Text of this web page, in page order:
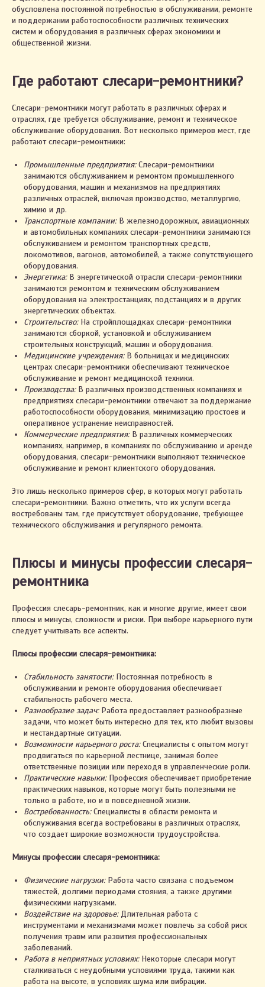
обусловлена постоянной потребностью в обслуживании, ремонте
и поддержании работоспособности различных технических
систем и оборудования в различных сферах экономики и
общественной жизни.
Где работают слесари-ремонтники?
Слесари-ремонтники могут работать в различных сферах и
отраслях, где требуется обслуживание, ремонт и техническое
обслуживание оборудования. Вот несколько примеров мест, где
работают слесари-ремонтники:
Промышленные предприятия:Слесари-ремонтники
занимаются обслуживанием и ремонтом промышленного
оборудования, машин и механизмов на предприятиях
различных отраслей, включая производство, металлургию,
химию и др.
Транспортные компании:В железнодорожных, авиационных
и автомобильных компаниях слесари-ремонтники занимаются
обслуживанием и ремонтом транспортных средств,
локомотивов, вагонов, автомобилей, а также сопутствующего
оборудования.
Энергетика:В энергетической отрасли слесари-ремонтники
занимаются ремонтом и техническим обслуживанием
оборудования на электростанциях, подстанциях и в других
энергетических объектах.
Строительство:На стройплощадках слесари-ремонтники
занимаются сборкой, установкой и обслуживанием
строительных конструкций, машин и оборудования.
Медицинские учреждения:В больницах и медицинских
центрах слесари-ремонтники обеспечивают техническое
обслуживание и ремонт медицинской техники.
Производства:В различных производственных компаниях и
предприятиях слесари-ремонтники отвечают за поддержание
работоспособности оборудования, минимизацию простоев и
оперативное устранение неисправностей.
Коммерческие предприятия:В различных коммерческих
компаниях, например, в компаниях по обслуживанию и аренде
оборудования, слесари-ремонтники выполняют техническое
обслуживание и ремонт клиентского оборудования.
Это лишь несколько примеров сфер, в которых могут работать
слесари-ремонтники. Важно отметить, что их услуги всегда
востребованы там, где присутствует оборудование, требующее
технического обслуживания и регулярного ремонта.
Плюсы и минусы профессии слесаря-
ремонтника
Профессия слесарь-ремонтник, как и многие другие, имеет свои
плюсы и минусы, сложности и риски. При выборе карьерного пути
следует учитывать все аспекты.
Плюсы профессии слесаря-ремонтника:
Стабильность занятости:Постоянная потребность в
обслуживании и ремонте оборудования обеспечивает
стабильность рабочего места.
Разнообразие задач: Работа предоставляет разнообразные
задачи, что может быть интересно для тех, кто любит вызовы
и нестандартные ситуации.
Возможности карьерного роста:Специалисты с опытом могут
продвигаться по карьерной лестнице, занимая более
ответственные позиции или переходя в управленческие роли.
Практические навыки: Профессия обеспечивает приобретение
практических навыков, которые могут быть полезными не
только в работе, но и в повседневной жизни.
Востребованность:Специалисты в области ремонта и
обслуживания всегда востребованы в различных отраслях,
что создает широкие возможности трудоустройства.
Минусы профессии слесаря-ремонтника:
Физические нагрузки:Работа часто связана с подъемом
тяжестей, долгими периодами стояния, а также другими
физическими нагрузками.
Воздействие на здоровье: Длительная работа с
инструментами и механизмами может повлечь за собой риск
получения травм или развития профессиональных
заболеваний.
Работа в неприятных условиях:Некоторые слесари могут
сталкиваться с неудобными условиями труда, такими как
работа на высоте, в условиях шума или вибрации.